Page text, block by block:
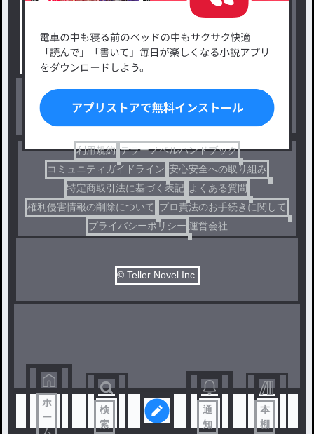
小説コンテスト応募・公募
出版・メディアミックス作品
恋愛・ロマンス
ファンタジー・異世界・SF
ドラマ
利用規約 テラーノベルハンドブック
コミュニティガイドライン 安心安全への取り組み
特定商取引法に基づく表記 よくある質問
権利侵害情報の削除について プロ責法のお手続きに関して
プライバシーポリシー 運営会社
© Teller Novel Inc.
ホ
ー
ム
検
索
通
知
本
棚